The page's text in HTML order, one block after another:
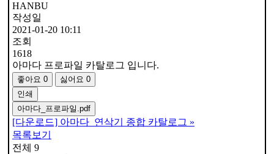
HANBU
작성일
2021-01-20 10:11
조회
1618
아마다 프로파일 카탈로그 입니다.
좋아요 0 싫어요 0
인쇄
아마다_프로파일.pdf
[다운로드] 아마다_연삭기 종합 카탈로그 »
목록보기
전체 9